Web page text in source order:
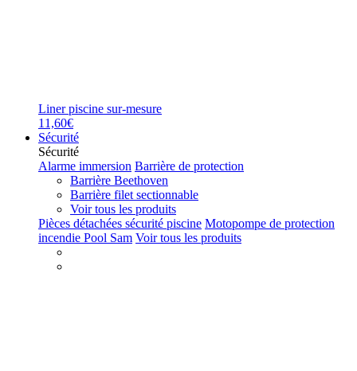
Liner piscine sur-mesure
11,60€
Sécurité
Sécurité
Alarme immersion Barrière de protection
Barrière Beethoven
Barrière filet sectionnable
Voir tous les produits
Pièces détachées sécurité piscine Motopompe de protection
incendie Pool Sam Voir tous les produits